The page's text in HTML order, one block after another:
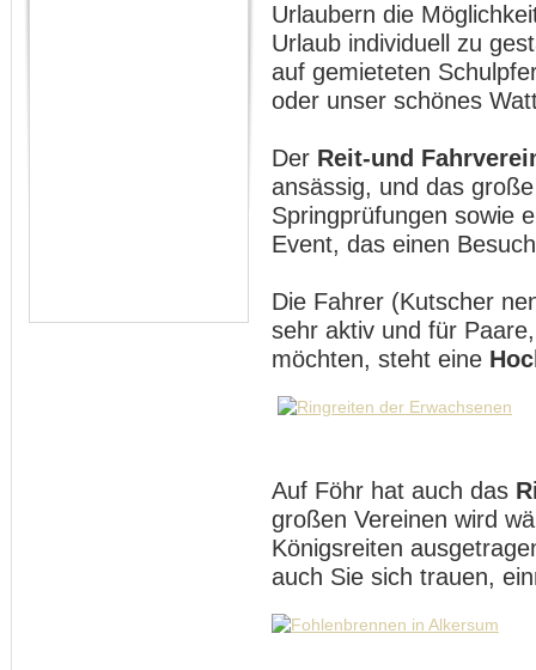
Urlaubern die
Urlaub individuell zu
auf gemieteten
oder unser schönes
Der Reit-und
ansässig, und das
Springprüfungen sowie
Event, das einen
Die Fahrer (Kutscher
sehr aktiv und für
möchten, steht eine
Auf Föhr hat auch das
großen Vereinen wird
Königsreiten
auch Sie sich trauen,